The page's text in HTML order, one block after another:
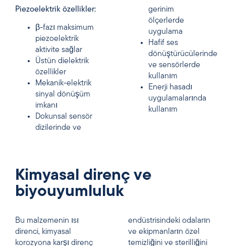
Piezoelektrik özellikler:
β-fazı maksimum
piezoelektrik
aktivite sağlar
Üstün dielektrik
özellikler
Mekanik-elektrik
sinyal dönüşüm
imkanı
Dokunsal sensör
dizilerinde ve
gerinim
ölçerlerde
uygulama
Hafif ses
dönüştürücülerinde
ve sensörlerde
kullanım
Enerji hasadı
uygulamalarında
kullanım
Kimyasal direnç ve
biyouyumluluk
Bu malzemenin ısı
direnci, kimyasal
korozyona karşı direnç
endüstrisindeki odaların
ve ekipmanların özel
temizliğini ve sterilliğini